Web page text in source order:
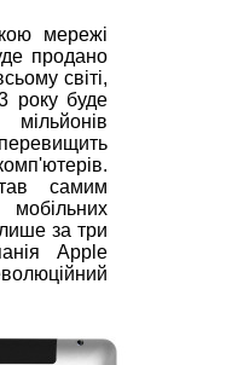
мережі
продано
світі,
року буде
самим
за три
Apple